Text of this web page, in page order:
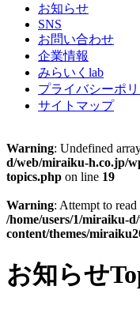
お知らせ
SNS
お問い合わせ
企業情報
みらいくlab
プライバシーポ
サイトマップ
Warning: Undefined
d/web/miraiku-h.co.jp/
topics.php on line 19
Warning: Attempt to
/home/users/1/miraiku-
content/themes/
お知らせ